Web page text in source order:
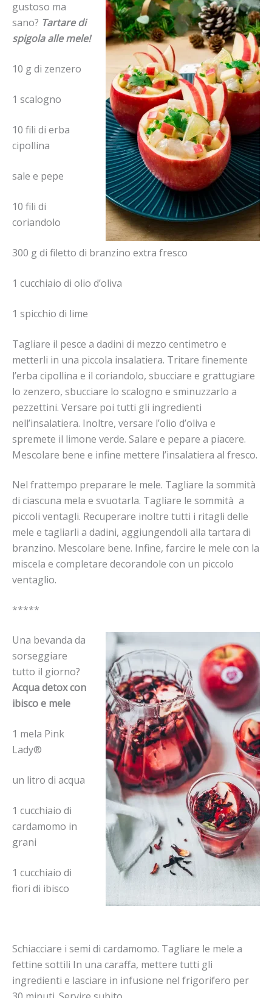
gustoso ma
sano? Tartare di
spigola alle mele!
10 g di zenzero
1 scalogno
10 fili di erba
cipollina
sale e pepe
10 fili di
coriandolo
300 g di filetto di branzino extra fresco
1 cucchiaio di olio d’oliva
1 spicchio di lime
Tagliare il pesce a dadini di mezzo centimetro e
metterli in una piccola insalatiera. Tritare finemente
l’erba cipollina e il coriandolo, sbucciare e grattugiare
lo zenzero, sbucciare lo scalogno e sminuzzarlo a
pezzettini. Versare poi tutti gli ingredienti
nell’insalatiera. Inoltre, versare l’olio d’oliva e
spremete il limone verde. Salare e pepare a piacere.
Mescolare bene e infine mettere l’insalatiera al fresco.
Nel frattempo preparare le mele. Tagliare la sommità
di ciascuna mela e svuotarla. Tagliare le sommità a
piccoli ventagli. Recuperare inoltre tutti i ritagli delle
mele e tagliarli a dadini, aggiungendoli alla tartara di
branzino. Mescolare bene. Infine, farcire le mele con la
miscela e completare decorandole con un piccolo
ventaglio.
*****
Una bevanda da
sorseggiare
tutto il giorno?
Acqua detox con
ibisco e mele
1 mela Pink
Lady®
un litro di acqua
1 cucchiaio di
cardamomo in
grani
1 cucchiaio di
fiori di ibisco
Schiacciare i semi di cardamomo. Tagliare le mele a
fettine sottili In una caraffa, mettere tutti gli
ingredienti e lasciare in infusione nel frigorifero per